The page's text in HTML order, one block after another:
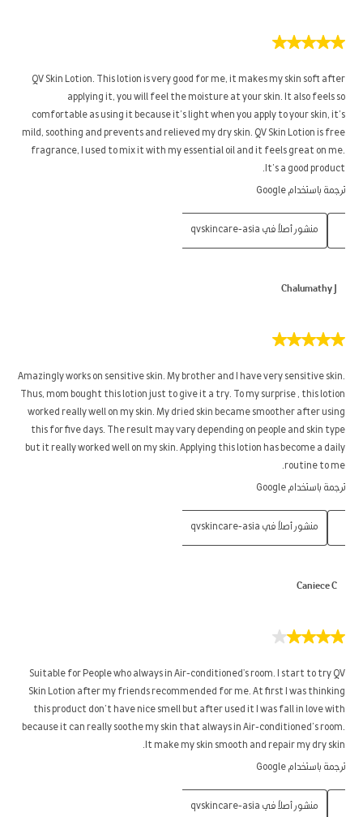
5
5
نجوم.
QV Skin Lotion. This lotion is very good for me, it makes my skin soft after
applying it, you will feel the moisture at your skin. It also feels so
comfortable as using it because it’s light when you apply to your skin, it’s
mild, soothing and prevents and relieved my dry skin. QV Skin Lotion is free
fragrance, I used to mix it with my essential oil and it feels great on me.
It’s a good product.
ترجمة باستخدام Google
منشور أصلاً في qvskincare-asia
5
5
نجوم.
Chalumathy J
Amazingly works on sensitive skin. My brother and I have very sensitive skin.
Thus, mom bought this lotion just to give it a try. To my surprise , this lotion
worked really well on my skin. My dried skin became smoother after using
this for five days. The result may vary depending on people and skin type
but it really worked well on my skin. Applying this lotion has become a daily
routine to me.
ترجمة باستخدام Google
منشور أصلاً في qvskincare-asia
4
5
نجوم.
Caniece C
Suitable for People who always in Air-conditioned's room. I start to try QV
Skin Lotion after my friends recommended for me. At first I was thinking
this product don’t have nice smell but after used it I was fall in love with
because it can really soothe my skin that always in Air-conditioned’s room.
It make my skin smooth and repair my dry skin.
ترجمة باستخدام Google
منشور أصلاً في qvskincare-asia